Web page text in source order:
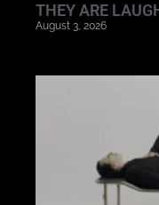
THEY ARE
August 3, 2026